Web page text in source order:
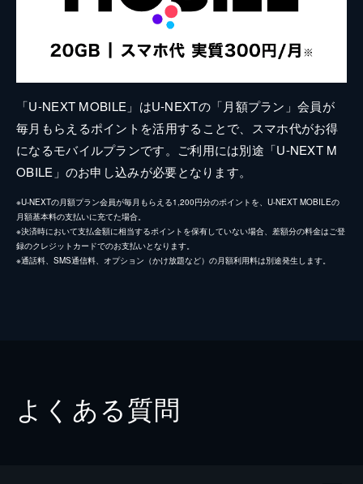
「U-NEXT MOBILE」はU-NEXTの「月額プラン」会員が
毎月もらえるポイントを活用することで、スマホ代がお得
になるモバイルプランです。ご利用には別途「U-NEXT M
OBILE」のお申し込みが必要となります。
※U-NEXTの月額プラン会員が毎月もらえる1,200円分のポイントを、U-NEXT MOBILEの
月額基本料の支払いに充てた場合。
※決済時において支払金額に相当するポイントを保有していない場合、差額分の料金はご登
録のクレジットカードでのお支払いとなります。
※通話料、SMS通信料、オプション（かけ放題など）の月額利用料は別途発生します。
よくある質問